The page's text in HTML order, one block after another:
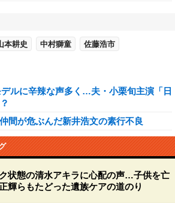
本耕史 中村獅童 佐藤浩市
ルに辛辣な声多く…夫・小栗旬主演「日
間が危ぶんだ新井浩文の素行不良
状態の清水アキラに心配の声…子供を亡
輝らもたどった遺族ケアの道のり